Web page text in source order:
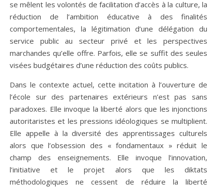
se mêlent les volontés de facilitation d’accès à la culture, la
réduction de l’ambition éducative à des finalités
comportementales, la légitimation d’une délégation du
service public au secteur privé et les perspectives
marchandes qu’elle offre. Parfois, elle se suffit des seules
visées budgétaires d’une réduction des coûts publics.
Dans le contexte actuel, cette incitation à l’ouverture de
l’école sur des partenaires extérieurs n’est pas sans
paradoxes. Elle invoque la liberté alors que les injonctions
autoritaristes et les pressions idéologiques se multiplient.
Elle appelle à la diversité des apprentissages culturels
alors que l’obsession des « fondamentaux » réduit le
champ des enseignements. Elle invoque l’innovation,
l’initiative et le projet alors que les diktats
méthodologiques ne cessent de réduire la liberté